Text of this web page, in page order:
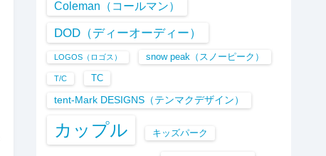
Coleman（コールマン）
DOD（ディーオーディー）
LOGOS（ロゴス） snow peak（スノーピーク）
T/C TC
tent-Mark DESIGNS（テンマクデザイン）
カップル キッズパーク